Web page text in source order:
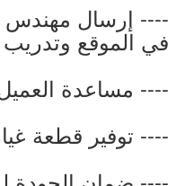
---- إرسال مهندس
في الموقع
---- مساعدة العميل
---- توفير قطعة